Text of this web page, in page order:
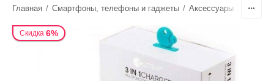
Главная / Смартфоны, телефоны и гаджеты / Аксессуары Док-
Скидка 6%